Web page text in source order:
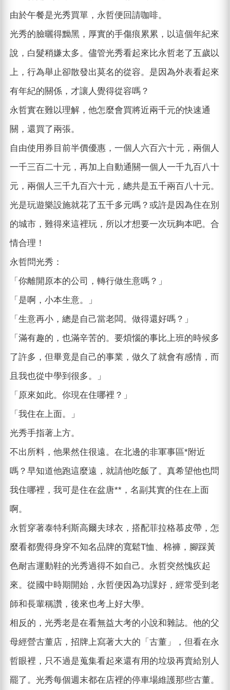
由於午餐是光秀買單，永哲便回請咖啡。
光秀的臉曬得黝黑，厚實的手傷痕累累，以這個年紀來
說，白髮稍嫌太多。儘管光秀看起來比永哲老了五歲以
上，行為舉止卻散發出莫名的從容。是因為外表看起來
有年紀的關係，才讓人覺得從容嗎？
永哲實在難以理解，他怎麼會買將近兩千元的快速通
關，還買了兩張。
自由使用券目前半價優惠，一個人六百六十元，兩個人
一千三百二十元，再加上自動通關一個人一千九百八十
元，兩個人三千九百六十元，總共是五千兩百八十元。
光是玩遊樂設施就花了五千多元嗎？或許是因為住在別
的城市，難得來這裡玩，所以才想要一次玩夠本吧。合
情合理！
永哲問光秀：
「你離開原本的公司，轉行做生意嗎？」
「是啊，小本生意。」
「生意再小，總是自己當老闆。做得還好嗎？」
「滿有趣的，也滿辛苦的。要煩惱的事比上班的時候多
了許多，但畢竟是自己的事業，做久了就會有感情，而
且我也從中學到很多。」
「原來如此。你現在住哪裡？」
「我住在上面。」
光秀手指著上方。
不出所料，他果然住很遠。在北邊的非軍事區*附近
嗎？早知道他跑這麼遠，就請他吃飯了。真希望他也問
我住哪裡，我可是住在盆唐**，名副其實的住在上面
啊。
永哲穿著泰特利斯高爾夫球衣，搭配菲拉格慕皮帶，怎
麼看都覺得身穿不知名品牌的寬鬆T恤、棉褲，腳踩黃
色耐吉運動鞋的光秀過得不如自己。永哲突然愧疚起
來。從國中時期開始，永哲便因為功課好，經常受到老
師和長輩稱讚，後來也考上好大學。
相反的，光秀老是在看無益大考的小說和雜誌。他的父
母經營古董店，招牌上寫著大大的「古董」，但看在永
哲眼裡，只不過是蒐集看起來還有用的垃圾再賣給別人
罷了。光秀每個週末都在店裡的停車場維護那些古董。